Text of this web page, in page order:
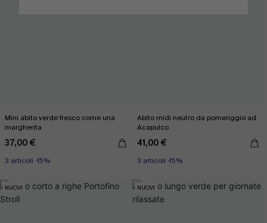
Mini abito verde fresco come una
margherita
37,00 €
3 articoli -15%
Abito midi neutro da pomeriggio ad
Acapulco
41,00 €
3 articoli -15%
NUOVI NUOVI